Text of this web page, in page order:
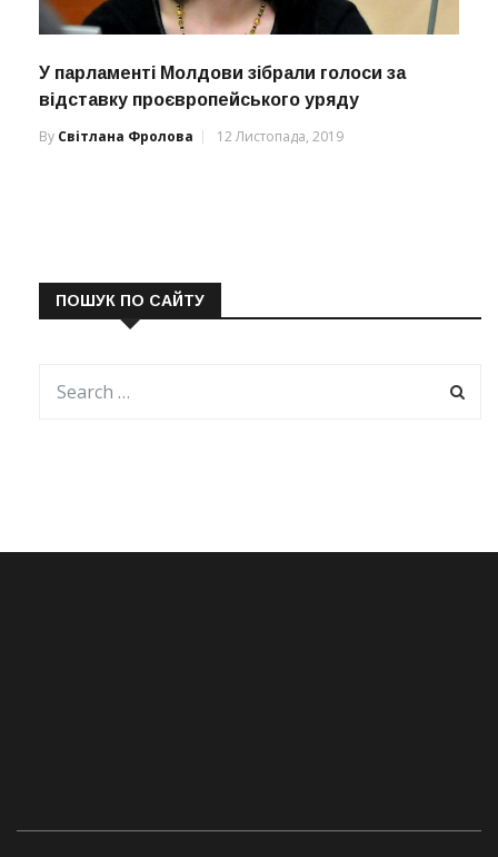
У парламенті Молдови зібрали голоси за
відставку проєвропейського уряду
By Світлана Фролова 12 Листопада, 2019
ПОШУК ПО САЙТУ